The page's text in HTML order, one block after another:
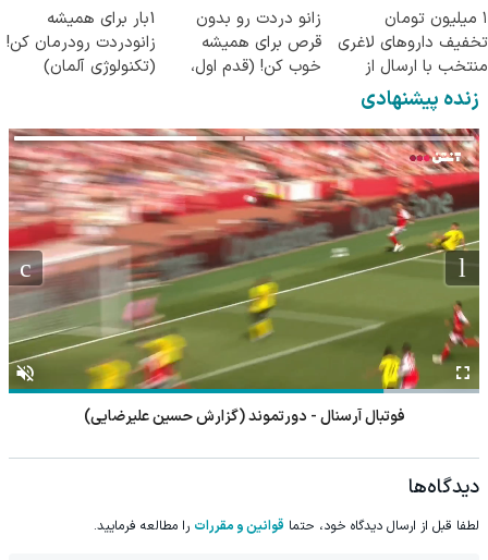
۱ میلیون تومان
تخفیف داروهای لاغری
منتخب با ارسال از
داروخانه نزدیکت
زانو دردت رو بدون
قرص برای همیشه
خوب کن! (قدم اول،
1بار برای همیشه
زانودردت رودرمان کن!
(تکنولوژی آلمان)
زنده پیشنهادی
فوتبال آرسنال - دورتموند (گزارش حسین علیرضایی)
دیدگاه‌ها
لطفا قبل از ارسال دیدگاه خود، حتما قوانین و مقررات را مطالعه فرمایید.